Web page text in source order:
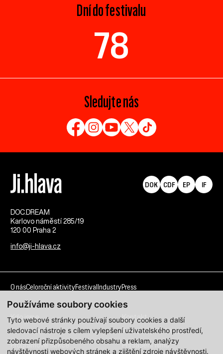
Používáme soubory cookies
Tyto webové stránky používají soubory cookies a další
sledovací nástroje s cílem vylepšení uživatelského prostředí,
zobrazení přizpůsobeného obsahu a reklam, analýzy
návštěvnosti webových stránek a zjištění zdroje návštěvnosti.
Dní do festivalu
78
Sledujte nás
DOC.DREAM​
Karlovo náměstí 285/19
120 00 Praha 2
info@ji-hlava.cz
DOK CDF EP IF
O násCeloroční aktivityFestival IndustryPress
Kdo jsme
Kontakt
Partnerství
Pracovní příležitosti
Programové sekce
Přihlášení filmu